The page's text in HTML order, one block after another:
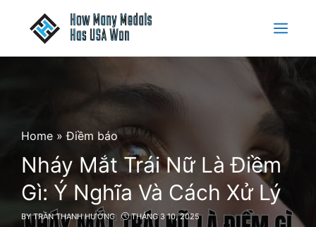
content
Menu
Home »Điềm báo
Nháy Mắt Trái Nữ Là Điềm
Gì: Ý Nghĩa Và Cách Xử Lý
BYTRẦN THANH HƯƠNG THÁNG 3 10, 2025